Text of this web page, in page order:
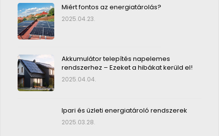
Miért fontos az energiatárolás?
2025.04.23.
Akkumulátor telepítés napelemes
rendszerhez – Ezeket a hibákat kerüld el!
2025.04.04.
Ipari és üzleti energiatároló rendszerek
2025.03.28.